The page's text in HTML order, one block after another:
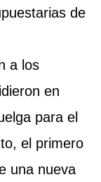
de
a los
en
para el
el primero
una nueva